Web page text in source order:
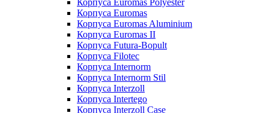
Корпуса Euromas
Корпуса Euromas Aluminium
Корпуса Euromas II
Корпуса Futura-Bopult
Корпуса Filotec
Корпуса Internorm
Корпуса Internorm Stil
Корпуса Interzoll
Корпуса Intertego
Корпуса Interzoll Case